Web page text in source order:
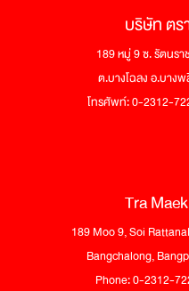
บริษัท ตร
189 หมู่ 9 ซ. รัตนร
ต.บางโฉลง อ.บาง
โทรศัพท์: 0-2312-
Tra
189 Moo 9, Soi
Bangchalong,
Phone: 0-2312-